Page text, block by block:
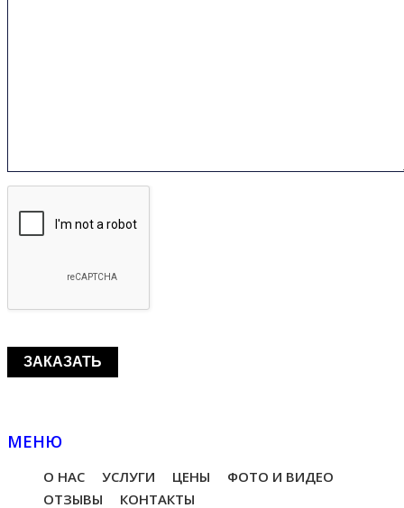
МЕНЮ
О НАС УСЛУГИ ЦЕНЫ
ФОТО И ВИДЕО
ОТЗЫВЫ
КОНТАКТЫ